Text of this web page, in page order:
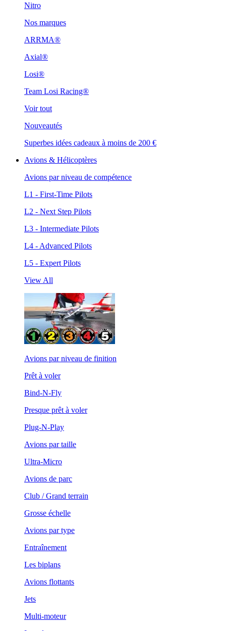
Nitro
Nos marques
ARRMA®
Axial®
Losi®
Team Losi Racing®
Voir tout
Nouveautés
Superbes idées cadeaux à moins de 200 €
Avions & Hélicoptères
Avions par niveau de compétence
L1 - First-Time Pilots
L2 - Next Step Pilots
L3 - Intermediate Pilots
L4 - Advanced Pilots
L5 - Expert Pilots
View All
Avions par niveau de finition
Prêt à voler
Bind-N-Fly
Presque prêt à voler
Plug-N-Play
Avions par taille
Ultra-Micro
Avions de parc
Club / Grand terrain
Grosse échelle
Avions par type
Entraînement
Les biplans
Avions flottants
Jets
Multi-moteur